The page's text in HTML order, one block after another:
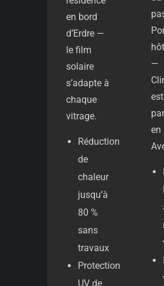
en bord
d’Erdre —
le film
solaire
s’adapte à
chaque
vitrage.
Réduction
de
chaleur
jusqu’à
80 %
sans
travaux
Protection
UV de
—
en